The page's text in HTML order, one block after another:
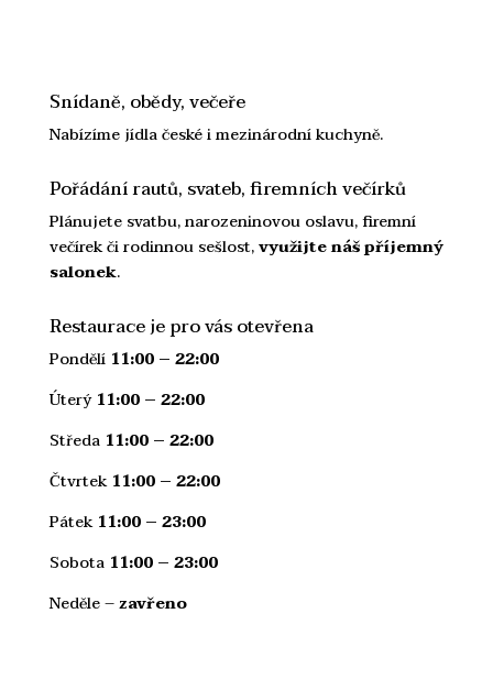
Snídaně, obědy, večeře
Nabízíme jídla české i mezinárodní kuchyně.
Pořádání rautů, svateb, firemních večírků
Plánujete svatbu, narozeninovou oslavu, firemní
večírek či rodinnou sešlost,využijte náš příjemný
salonek.
Restaurace je pro vás otevřena
Pondělí 11:00 – 22:00
Úterý 11:00 – 22:00
Středa11:00 – 22:00
Čtvrtek 11:00 – 22:00
Pátek 11:00 – 23:00
Sobota11:00 – 23:00
Neděle –zavřeno